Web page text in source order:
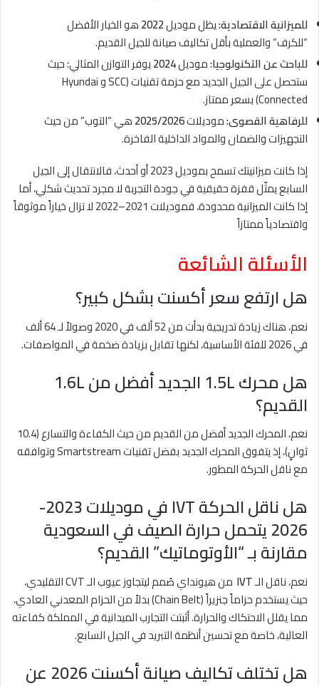
للميزانية الاقتصادية:يظل موديل2022هو الخيار الأفضل
“للكرف” والعملية بأقل تكاليف صيانة للجيل القديم.
للباحث عن التكنولوجيا:موديل2024يوفر التوازن المثالي؛ حيث
ستحصل على الجيل الجديد مع حزمة تقنيات (SCC و Hyundai
Connected) بسعر ممتاز.
للرفاهية القصوى:موديلات2025/2026هي “التوب” من حيث
التجهيزات والضمان والمواد الداخلية الفاخرة.
إذا كانت ميزانيتك تسمح بموديل 2023 أو أحدث، فالانتقال إلى الجيل
السابع يمثّل قفزة حقيقية في جودة التجربة لا مجرد تحديث شكلي، أما
إذا كانت الميزانية محدودة، فموديلات 2021–2022 لا تزال خياراً موثوقاً
واقتصادياً ممتازاً
الأسئلة الشائعة
هل ارتفع سعر أكسنت بشكل كبير؟
نعم، هناك زيادة تدريجية بدأت من 52 ألف في 2020 وصولاً لـ 64 ألف
في 2026 للفئة الأساسية، لكنها تقابل بزيادة ضخمة في المواصفات.
هل محرك 1.5L الجديد أفضل من 1.6L
القديم؟
نعم، المحرك الجديد أفضل من القديم من حيث الكفاءة والتسارع (10.4
ثوانٍ)، إذ يتفوق المحرك الجديد بفضل تقنيات Smartstream وتوافقه
مع ناقل الحركة المطور.
هل ناقل الحركة IVT في موديلات 2023-
2026 يتحمل حرارة الصيف في السعودية
مقارنة بـ “الأوتوماتيك” القديم؟
نعم، ناقل الـIVT
من هيونداي صُمم ليتجاوز عيوب الـ CVT التقليدي،
حيث يستخدم حزاماً جنزيراً (Chain Belt) بدلاً من الحزام المعدني العادي،
مما يقلل الاحتكاك والحرارة. أثبتت التجارب الميدانية في المملكة كفاءته
العالية، خاصة مع تحسين أنظمة التبريد في الجيل السابع.
هل تختلف تكاليف صيانة أكسنت 2026 عن